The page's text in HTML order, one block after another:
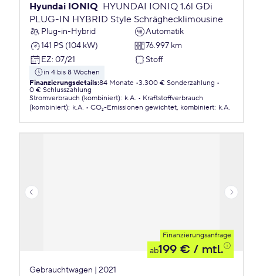
Hyundai IONIQ HYUNDAI IONIQ 1.6l GDi
PLUG-IN HYBRID Style Schräghecklimousine
Plug-in-Hybrid
Automatik
141 PS (104 kW)
76.997 km
EZ: 07/21 Stoff
in 4 bis 8 Wochen
Finanzierungsdetails:84 Monate 3.300 € Sonderzahlung
0 € Schlusszahlung
Stromverbrauch (kombiniert): k.A.
Kraftstoffverbrauch
(kombiniert): k.A. CO₂-Emissionen gewichtet, kombiniert: k.A.
Finanzierungsanfrage
ab199 € / mtl.
Gebrauchtwagen | 2021